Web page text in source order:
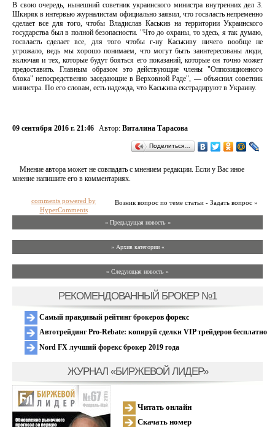
В свою очередь, нынешний советник украинского министра внутренних дел З.
Шкиряк в интервью журналистам официально заявил, что госвласть непременно
сделает все для того, чтобы Владислав Каськив на территории Украинского
государства был в полной безопасности. "Что до охраны, то здесь, я так думаю,
госвласть сделает все, для того чтобы г-ну Каськиву ничего вообще не
угрожало, ведь мы хорошо понимаем, что могут быть заинтересованы люди,
включая и тех, которые будут бояться его показаний, которые он точно может
предоставить. Главным образом это действующие члены "Оппозиционного
блока" непосредственно заседающие в Верховной Раде", — объяснил советник
министра. По его словам, есть надежда, что Каськива екстрадируют в Украину.
09 сентября 2016 г. 21:46 Автор: Виталина Тарасова
Поделиться…
Мнение автора может не совпадать с мнением редакции. Если у Вас иное
мнение напишите его в комментариях.
Возник вопрос по теме статьи - Задать вопрос »
comments powered by
HyperComments
« Предыдущая новость «
» Архив категории «
» Следующая новость »
РЕКОМЕНДОВАННЫЙ БРОКЕР №1
Самый правдивый рейтинг брокеров форекс
Автотрейдинг Pro-Rebate: копируй сделки VIP трейдеров бесплатно
Nord FX лучший форекс брокер 2019 года
ЖУРНАЛ «БИРЖЕВОЙ ЛИДЕР»
Читать онлайн
Скачать номер